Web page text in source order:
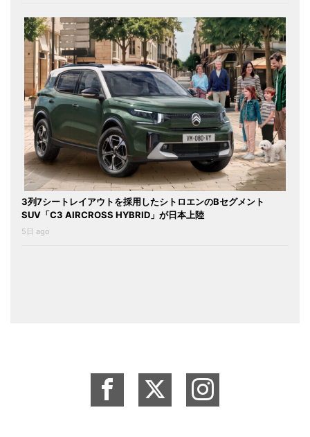
3列7シートレイアウトを採用したシトロエンのBセグメント
SUV「C3 AIRCROSS HYBRID」が日本上陸
5日 ago